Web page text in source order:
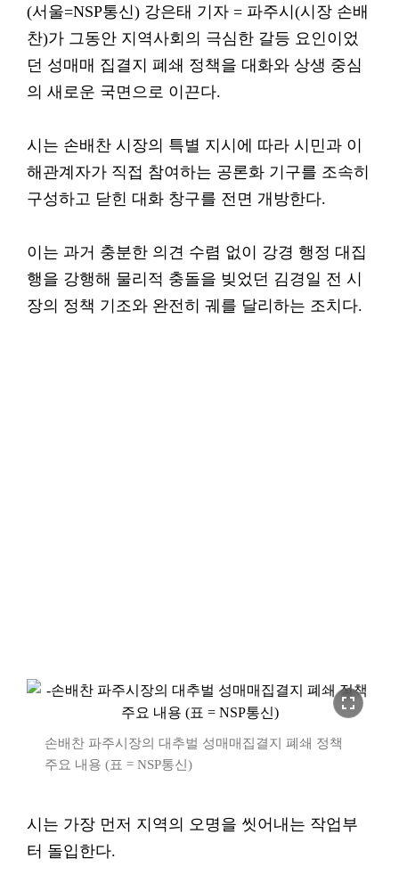
(서울=NSP통신) 강은태 기자 = 파주시(시장 손배
찬)가 그동안 지역사회의 극심한 갈등 요인이었
던 성매매 집결지 폐쇄 정책을 대화와 상생 중심
의 새로운 국면으로 이끈다.
시는 손배찬 시장의 특별 지시에 따라 시민과 이
해관계자가 직접 참여하는 공론화 기구를 조속히
구성하고 닫힌 대화 창구를 전면 개방한다.
이는 과거 충분한 의견 수렴 없이 강경 행정 대집
행을 강행해 물리적 충돌을 빚었던 김경일 전 시
장의 정책 기조와 완전히 궤를 달리하는 조치다.
fullscreen
손배찬 파주시장의 대추벌 성매매집결지 폐쇄 정책
주요 내용 (표 = NSP통신)
시는 가장 먼저 지역의 오명을 씻어내는 작업부
터 돌입한다.